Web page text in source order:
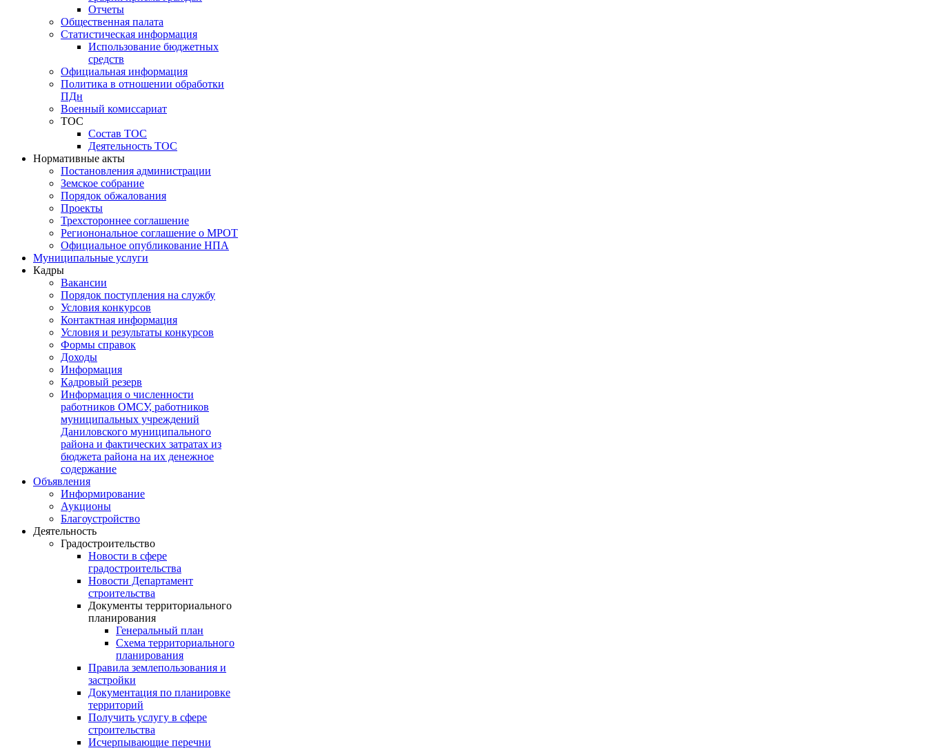
Отчеты
Общественная палата
Статистическая информация
Использование бюджетных
средств
Официальная информация
Политика в отношении обработки
ПДн
Военный комиссариат
ТОС
Состав ТОС
Деятельность ТОС
Нормативные акты
Постановления администрации
Земское собрание
Порядок обжалования
Проекты
Трехстороннее соглашение
Регионональное соглашение о МРОТ
Официальное опубликование НПА
Муниципальные услуги
Кадры
Вакансии
Порядок поступления на службу
Условия конкурсов
Контактная информация
Условия и результаты конкурсов
Формы справок
Доходы
Информация
Кадровый резерв
Информация о численности
работников ОМСУ, работников
муниципальных учреждений
Даниловского муниципального
района и фактических затратах из
бюджета района на их денежное
содержание
Объявления
Информирование
Аукционы
Благоустройство
Деятельность
Градостроительство
Новости в сфере
градостроительства
Новости Департамент
строительства
Документы территориального
планирования
Генеральный план
Схема территориального
планирования
Правила землепользования и
застройки
Документация по планировке
территорий
Получить услугу в сфере
строительства
Исчерпывающие перечни